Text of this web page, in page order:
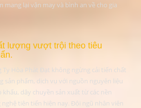
mang lại vận may và bình an về cho gia
lượng vượt trội theo tiêu
Ty Hòa Phát Đạt không ngừng cải tiến chất
sản phẩm, dịch vụ với nguồn nguyên liệu
khẩu, dây chuyền sản xuất từ các nền
nghệ tiên tiến hiện nay. Đội ngũ nhân viên